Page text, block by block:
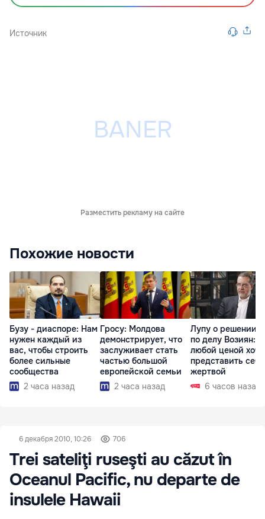
Источник
Разместить рекламу на сайте
Похожие новости
Бузу - диаспоре: Нам
нужен каждый из
вас, чтобы строить
более сильные
сообщества
2 часа назад
Гросу: Молдова
демонстрирует, что
заслуживает стать
частью большой
европейской семьи
2 часа назад
Лупу о решении
по делу Возиян:
любой ценой
представить себя
жертвой
6 часов назад
6 декабря 2010, 10:26 706
Trei sateliţi ruseşti au căzut în
Oceanul Pacific, nu departe de
insulele Hawaii